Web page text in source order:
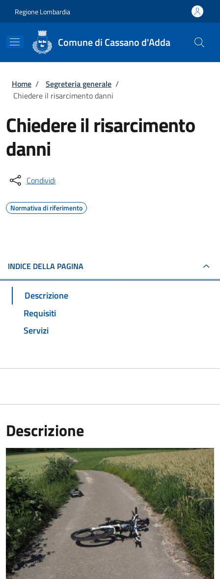
Regione Lombardia
Comune di Cassano d'Adda
Briciole di pane
Home / Segreteria generale /
Chiedere il risarcimento danni
Chiedere il risarcimento
danni
Condividi
Normativa di riferimento
INDICE DELLA PAGINA
Descrizione
Requisiti
Servizi
Descrizione